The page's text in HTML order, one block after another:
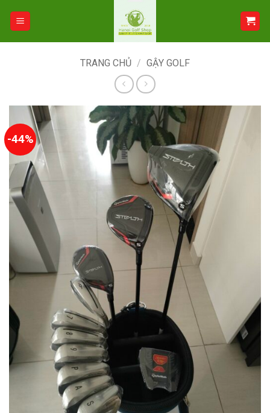
TRANG CHỦ / GẬY GOLF
-44%